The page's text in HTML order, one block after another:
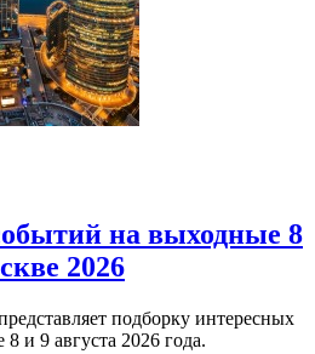
на выходные 8
2026
подборку интересных
и 9 августа 2026 года.